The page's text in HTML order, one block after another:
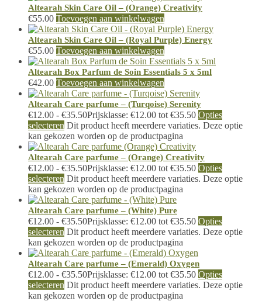
Altearah Skin Care Oil – (Orange) Creativity
€55.00 Toevoegen aan winkelwagen
Altearah Skin Care Oil – (Royal Purple) Energy
€55.00 Toevoegen aan winkelwagen
Altearah Box Parfum de Soin Essentials 5 x 5ml
€42.00 Toevoegen aan winkelwagen
Altearah Care parfume – (Turqoise) Serenity
€12.00 - €35.50Prijsklasse: €12.00 tot €35.50 Opties
selecteren Dit product heeft meerdere variaties. Deze optie
kan gekozen worden op de productpagina
Altearah Care parfume – (Orange) Creativity
€12.00 - €35.50Prijsklasse: €12.00 tot €35.50 Opties
selecteren Dit product heeft meerdere variaties. Deze optie
kan gekozen worden op de productpagina
Altearah Care parfume – (White) Pure
€12.00 - €35.50Prijsklasse: €12.00 tot €35.50 Opties
selecteren Dit product heeft meerdere variaties. Deze optie
kan gekozen worden op de productpagina
Altearah Care parfume – (Emerald) Oxygen
€12.00 - €35.50Prijsklasse: €12.00 tot €35.50 Opties
selecteren Dit product heeft meerdere variaties. Deze optie
kan gekozen worden op de productpagina